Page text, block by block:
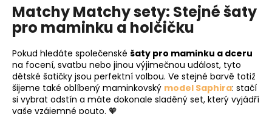
Matchy Matchy sety: Stejné šaty
pro maminku a holčičku
Pokud hledáte společenské šaty pro maminku a dceru
na focení, svatbu nebo jinou výjimečnou událost, tyto
dětské šatičky jsou perfektní volbou. Ve stejné barvě totiž
šijeme také oblíbený maminkovský model Saphira: stačí
si vybrat odstín a máte dokonale sladěný set, který vyjádří
vaše vzájemné pouto. 🧡